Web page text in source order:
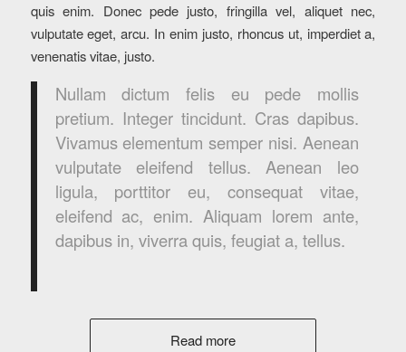
quis enim. Donec pede justo, fringilla vel, aliquet nec,
vulputate eget, arcu. In enim justo, rhoncus ut, imperdiet a,
venenatis vitae, justo.
Nullam dictum felis eu pede mollis
pretium. Integer tincidunt. Cras dapibus.
Vivamus elementum semper nisi. Aenean
vulputate eleifend tellus. Aenean leo
ligula, porttitor eu, consequat vitae,
eleifend ac, enim. Aliquam lorem ante,
dapibus in, viverra quis, feugiat a, tellus.
Read more